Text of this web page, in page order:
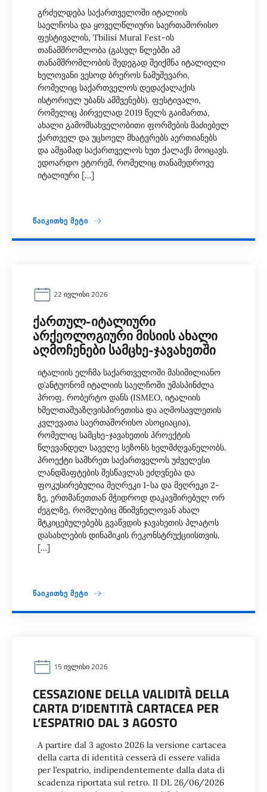
გრძელდება საქართველოში იტალიის
საელჩოსა და ყოველწლიური საერთაშორისო
ფესტივალის, Tbilisi Mural Fest-ის
თანამშრომლობა (გასულ წლებში ამ
თანამშრომლობის შედეგად შეიქმნა იტალიელი
ხელოვანი ვესოდ ბრეროს ნამუშევარი,
რომელიც საქართველოს დედაქალაქის
ისტორიულ უბანს ამშვენებს). ფესტივალი,
რომელიც პირველად 2019 წელს გაიმართა,
ახალი გამომსახველობითი ფორმების მაძიებელ
ქართველ და უცხოელ მხატვრებს აერთიანებს
და ამჟამად საქართველოს ხუთ ქალაქს მოიცავს.
ედოარდო ეტორემ, რომელიც თანამედროვე
იტალიური […]
ᲬᲐᲘᲙᲘᲗᲮᲔ ᲛᲔᲢᲘ
22 ᲘᲕᲚᲘᲡᲘ 2026
ᲥᲐᲠᲗᲣᲚ-ᲘᲢᲐᲚᲘᲣᲠᲘ
ᲐᲠᲥᲔᲝᲚᲝᲒᲘᲣᲠᲘ ᲛᲘᲡᲘᲘᲡ ᲐᲮᲐᲚᲘ
ᲐᲦᲛᲝᲩᲔᲜᲔᲑᲘ ᲡᲐᲛᲪᲮᲔ-ᲯᲐᲕᲐᲮᲔᲗᲨᲘ
იტალიის ელჩმა საქართველოში მასიმილიანო
დ’ანტუონომ იტალიის საელჩოში უმასპინძლა
პროფ. რობერტო დანს (ISMEO, იტალიის
ხმელთაშუაზღვისპირეთისა და აღმოსავლეთის
კვლევათა საერთაშორისო ასოციაცია),
რომელიც სამცხე-ჯავახეთის პროექტის
წლევანდელ საველე სეზონს ხელმძღვანელობს.
პროექტი სამხრეთ საქართველოს უძველესი
ლანდშაფტების შესწავლას ეძღვნება და
ფოკუსირებულია მეღრეკი 1-სა და მეღრეკი 2-
ზე, ერთმანეთთან მჭიდროდ დაკავშირებულ ორ
ძეგლზე, რომლებიც მნიშვნელოვან ახალ
მტკიცებულებებს გვაწვდის ჯავახეთის პლატოს
დასახლების დინამიკის რეკონსტრუქციისთვის.
[…]
ᲬᲐᲘᲙᲘᲗᲮᲔ ᲛᲔᲢᲘ
15 ᲘᲕᲚᲘᲡᲘ 2026
CESSAZIONE DELLA VALIDITÀ DELLA
CARTA D’IDENTITÀ CARTACEA PER
L’ESPATRIO DAL 3 AGOSTO
A partire dal 3 agosto 2026 la versione cartacea
della carta di identità cesserà di essere valida
per l’espatrio, indipendentemente dalla data di
scadenza riportata sul retro. Il DL 26/06/2026